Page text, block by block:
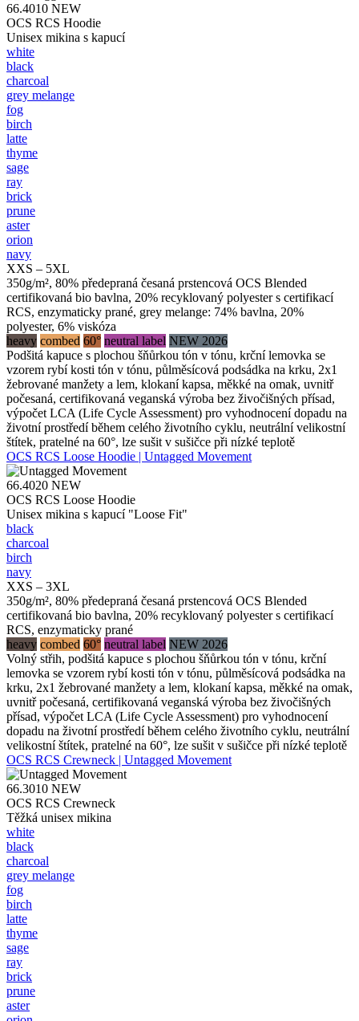
66.4010 NEW
OCS RCS Hoodie
Unisex mikina s kapucí
white
black
charcoal
grey melange
fog
birch
latte
thyme
sage
ray
brick
prune
aster
orion
navy
XXS – 5XL
350g/m², 80% předepraná česaná prstencová OCS Blended
certifikovaná bio bavlna, 20% recyklovaný polyester s certifikací
RCS, enzymaticky prané, grey melange: 74% bavlna, 20%
polyester, 6% viskóza
heavy combed 60° neutral label NEW 2026
Podšitá kapuce s plochou šňůrkou tón v tónu, krční lemovka se
vzorem rybí kosti tón v tónu, půlměsícová podsádka na krku, 2x1
žebrované manžety a lem, klokaní kapsa, měkké na omak, uvnitř
počesaná, certifikovaná veganská výroba bez živočišných přísad,
výpočet LCA (Life Cycle Assessment) pro vyhodnocení dopadu na
životní prostředí během celého životního cyklu, neutrální velikostní
štítek, pratelné na 60°, lze sušit v sušičce při nízké teplotě
OCS RCS Loose Hoodie | Untagged Movement
66.4020 NEW
OCS RCS Loose Hoodie
Unisex mikina s kapucí "Loose Fit"
black
charcoal
birch
navy
XXS – 3XL
350g/m², 80% předepraná česaná prstencová OCS Blended
certifikovaná bio bavlna, 20% recyklovaný polyester s certifikací
RCS, enzymaticky prané
heavy combed 60° neutral label NEW 2026
Volný střih, podšitá kapuce s plochou šňůrkou tón v tónu, krční
lemovka se vzorem rybí kosti tón v tónu, půlměsícová podsádka na
krku, 2x1 žebrované manžety a lem, klokaní kapsa, měkké na omak,
uvnitř počesaná, certifikovaná veganská výroba bez živočišných
přísad, výpočet LCA (Life Cycle Assessment) pro vyhodnocení
dopadu na životní prostředí během celého životního cyklu, neutrální
velikostní štítek, pratelné na 60°, lze sušit v sušičce při nízké teplotě
OCS RCS Crewneck | Untagged Movement
66.3010 NEW
OCS RCS Crewneck
Těžká unisex mikina
white
black
charcoal
grey melange
fog
birch
latte
thyme
sage
ray
brick
prune
aster